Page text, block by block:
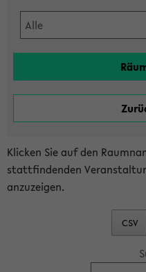
Klicken Sie auf den
stattfindenden
anzuzeigen.
CSV